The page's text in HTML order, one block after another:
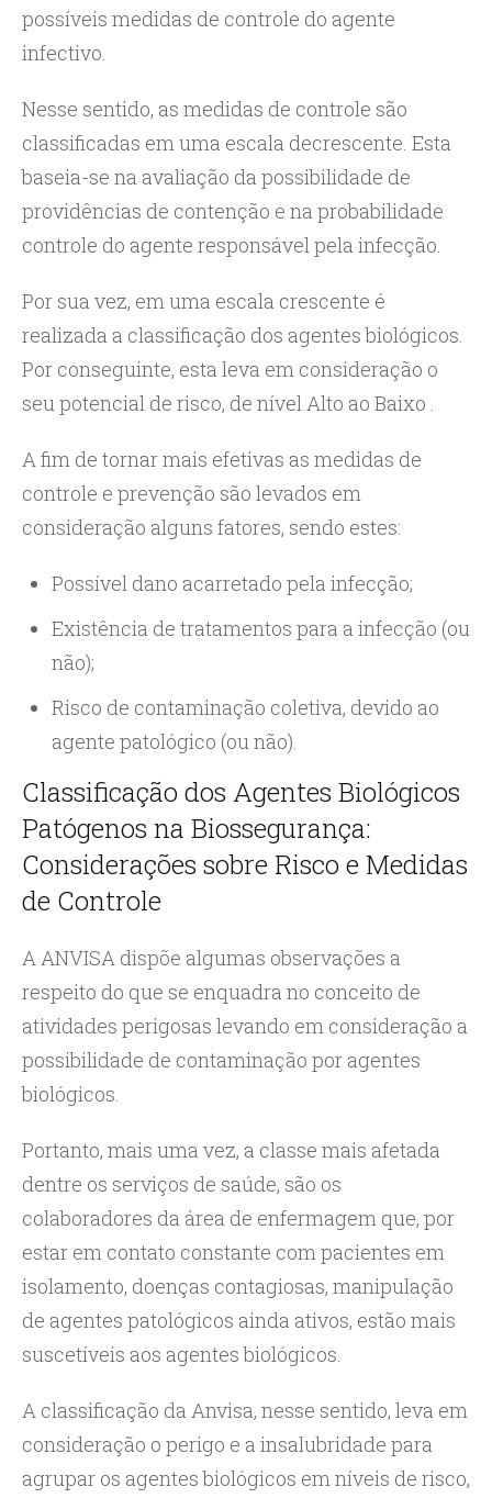
possíveis medidas de controle do agente
infectivo.
Nesse sentido, as medidas de controle são
classificadas em uma escala decrescente. Esta
baseia-se na avaliação da possibilidade de
providências de contenção e na probabilidade
controle do agente responsável pela infecção.
Por sua vez, em uma escala crescente é
realizada a classificação dos agentes biológicos.
Por conseguinte, esta leva em consideração o
seu potencial de risco, de nível Alto ao Baixo .
A fim de tornar mais efetivas as medidas de
controle e prevenção são levados em
consideração alguns fatores, sendo estes:
Possível dano acarretado pela infecção;
Existência de tratamentos para a infecção (ou
não);
Risco de contaminação coletiva, devido ao
agente patológico (ou não).
Classificação dos Agentes Biológicos
Patógenos na Biossegurança:
Considerações sobre Risco e Medidas
de Controle
A ANVISA dispõe algumas observações a
respeito do que se enquadra no conceito de
atividades perigosas levando em consideração a
possibilidade de contaminação por agentes
biológicos.
Portanto, mais uma vez, a classe mais afetada
dentre os serviços de saúde, são os
colaboradores da área de enfermagem que, por
estar em contato constante com pacientes em
isolamento, doenças contagiosas, manipulação
de agentes patológicos ainda ativos, estão mais
suscetíveis aos agentes biológicos.
A classificação da Anvisa, nesse sentido, leva em
consideração o perigo e a insalubridade para
agrupar os agentes biológicos em níveis de risco,